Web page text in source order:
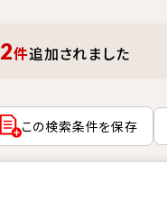
2件追加されました
この検索条件を保存